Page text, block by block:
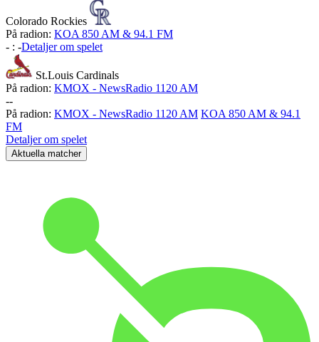
Colorado Rockies
På radion: KOA 850 AM & 94.1 FM
- : -Detaljer om spelet
St.Louis Cardinals
På radion: KMOX - NewsRadio 1120 AM
--
På radion: KMOX - NewsRadio 1120 AM KOA 850 AM & 94.1
FM
Detaljer om spelet
Aktuella matcher